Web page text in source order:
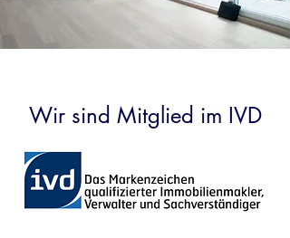
Wir sind Mitglied im IVD